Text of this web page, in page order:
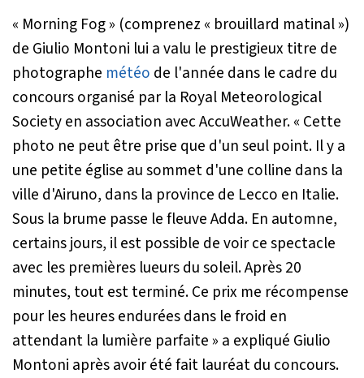
« Morning Fog » (comprenez « brouillard matinal »)
de Giulio Montoni lui a valu le prestigieux titre de
photographe météo de l'année dans le cadre du
concours organisé par la Royal Meteorological
Society en association avec AccuWeather.« Cette
photo ne peut être prise que d'un seul point. Il y a
une petite église au sommet d'une colline dans la
ville d'Airuno, dans la province de Lecco en Italie.
Sous la brume passe le fleuve Adda. En automne,
certains jours, il est possible de voir ce spectacle
avec les premières lueurs du soleil. Après 20
minutes, tout est terminé. Ce prix me récompense
pour les heures endurées dans le froid en
attendant la lumière parfaite » a expliqué Giulio
Montoni après avoir été fait lauréat du concours.